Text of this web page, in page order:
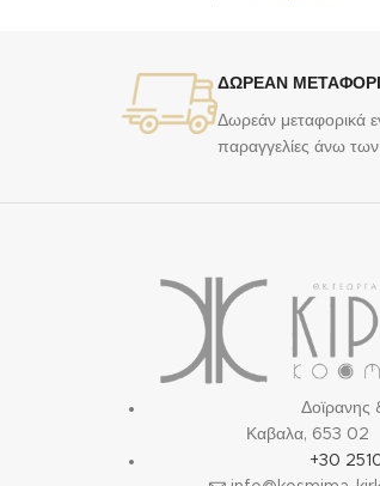
ΔΩΡΕΑΝ
Δωρεάν μεταφορικά
παραγγελίες άνω
Δοϊρανης
Καβαλα, 653 02
+30